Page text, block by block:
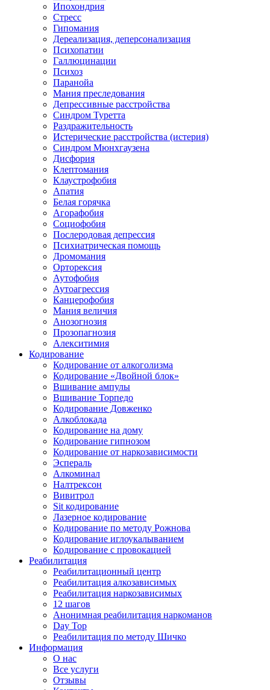
Ипохондрия
Стресс
Гипомания
Дереализация, деперсонализация
Психопатии
Галлюцинации
Психоз
Паранойа
Мания преследования
Депрессивные расстройства
Синдром Туретта
Раздражительность
Истерические расстройства (истерия)
Синдром Мюнхгаузена
Дисфория
Клептомания
Клаустрофобия
Апатия
Белая горячка
Агорафобия
Социофобия
Послеродовая депрессия
Психиатрическая помощь
Дромомания
Орторексия
Аутофобия
Аутоагрессия
Канцерофобия
Мания величия
Анозогнозия
Прозопагнозия
Алекситимия
Кодирование
Кодирование от алкоголизма
Кодирование «Двойной блок»
Вшивание ампулы
Вшивание Торпедо
Кодирование Довженко
Алкоблокада
Кодирование на дому
Кодирование гипнозом
Кодирование от наркозависимости
Эспераль
Алкоминал
Налтрексон
Вивитрол
Sit кодирование
Лазерное кодирование
Кодирование по методу Рожнова
Кодирование иглоукалыванием
Кодирование с провокацией
Реабилитация
Реабилитационный центр
Реабилитация алкозависимых
Реабилитация наркозависимых
12 шагов
Анонимная реабилитация наркоманов
Day Top
Реабилитация по методу Шичко
Информация
О нас
Все услуги
Отзывы